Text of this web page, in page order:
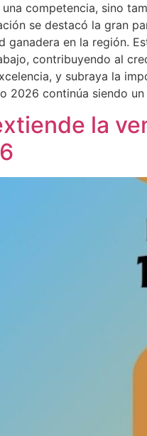
competencia, sino
se destacó la gran
ganadera en la región.
contribuyendo al
y subraya la
2026 continúa siendo
la